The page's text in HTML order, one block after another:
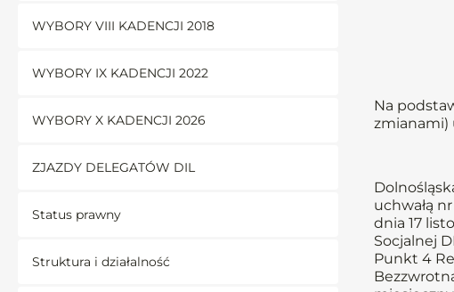
WYBORY VIII KADENCJI 2018
WYBORY IX KADENCJI 2022
WYBORY X KADENCJI 2026
ZJAZDY DELEGATÓW DIL
Status prawny
Struktura i działalność
Na
zmianami)
uchwałą
dnia 17
Socjalnej
Punkt 4